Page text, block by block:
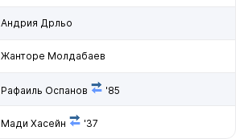
Андрия Дрльо
Жанторе Молдабаев
Рафаиль Оспанов '85
Мади Хасейн '37